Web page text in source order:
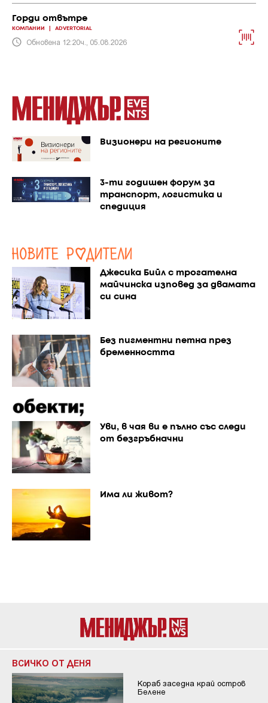
Горди отвътре
КОМПАНИИ ADVERTORIAL
Обновена 12:20ч., 05.08.2026
Визионери на регионите
3-ти годишен форум за
транспорт, логистика и
спедиция
Джесика Бийл с трогателна
майчинска изповед за двамата
си сина
Без пигментни петна през
бременността
Уви, в чая ви е пълно със следи
от безгръбначни
Има ли живот?
ВСИЧКО ОТ ДЕНЯ
Кораб заседна край остров
Белене